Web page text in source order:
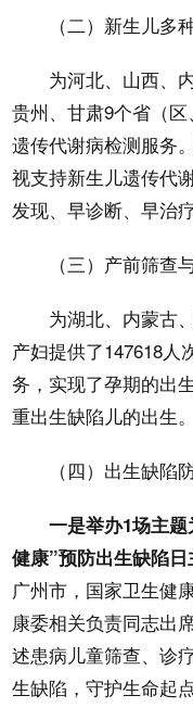
（二）新生儿多
为河北、山西、
贵州、甘肃9个省（
遗传代谢病检测服务
视支持新生儿遗传代
发现、早诊断、早治疗
（三）产前筛查
为湖北、内蒙古
产妇提供了147618人
务，实现了孕期的出
重出生缺陷儿的出生。
（四）出生缺陷
一是举办1场主
健康”预防出生缺陷
广州市，国家卫生健
康委相关负责同志出
述患病儿童筛查、诊
生缺陷，守护生命起